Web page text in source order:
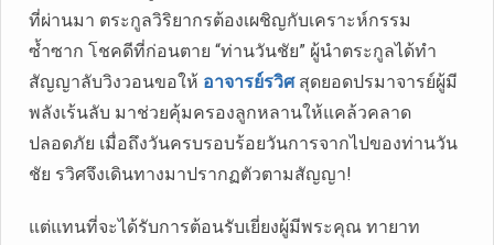
ที่ผ่านมา ตระกูลวิริยากรต้องเผชิญกับเคราะห์กรรม
ซ้ำซาก โชคดีที่ก่อนตาย “ท่านวันชัย” ผู้นำตระกูลได้ทำ
สัญญาลับวิงวอนขอให้ อาจารย์รวิศสุดยอดปรมาจารย์ผู้มี
พลังเร้นลับ มาช่วยคุ้มครองลูกหลานให้แคล้วคลาด
ปลอดภัย เมื่อถึงวันครบรอบร้อยวันการจากไปของท่านวัน
ชัย รวิศจึงเดินทางมาปรากฏตัวตามสัญญา!
แต่แทนที่จะได้รับการต้อนรับเยี่ยงผู้มีพระคุณ ทายาท